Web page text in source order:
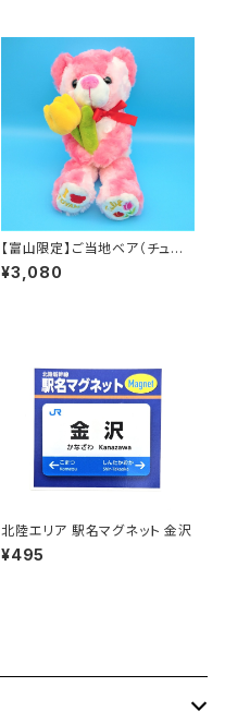
【富山限定】ご当地ベア（チュー
リップ）
¥3,080
北陸エリア 駅名マグネット 金沢
¥495